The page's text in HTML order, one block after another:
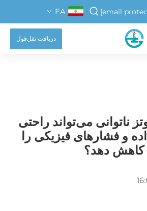
FA
دریافت نقل‌قول
ناتوانی می‌تواند راحتی
و فشارهای فیزیکی را
کاهش دهد؟